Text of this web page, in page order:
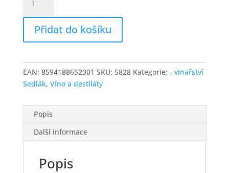
SEDLÁK
Cabernet
Franc
ICONE,
edice,
suché
množství
Přidat do košíku
EAN: 8594188652301 SKU: 5828 Kategorie: - vinařství
Sedlák, Víno a destiláty
Popis
Další informace
Popis